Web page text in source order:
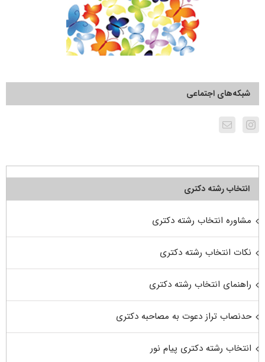
شبکه‌های اجتماعی
انتخاب رشته دکتری
مشاوره انتخاب رشته دکتری
نکات انتخاب رشته دکتری
راهنمای انتخاب رشته دکتری
حدنصاب تراز دعوت به مصاحبه دکتری
انتخاب رشته دکتری پیام نور